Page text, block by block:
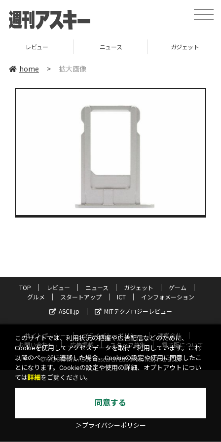
toggle
レビュー ニュース ガジェット
home > 拡大画像
TOP レビュー ニュース ガジェット
ゲーム
グルメ
スタートアップ ICT
インフォメーション
ASCII.jp
MITテクノロジーレビュー
サイトポリシー プライバシーポリシー
運営会社
お問い合わせ
広告掲載 スタッフ募集
電子版について
©KADOKAWA ASCII Research Laboratories, Inc. 2026
このサイトでは、利用状況の把握や広告配信などのために、
Cookieを使用してアクセスデータを取得・利用しています。これ
以降のページに遷移した場合、Cookieの設定や使用に同意したこ
とになります。Cookieの設定や使用の詳細、オプトアウトについ
ては詳細 をご覧ください。
同意する
＞プライバシーポリシー